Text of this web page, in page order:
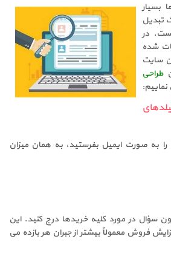
بسیار
تبدیل
در
اثبات شده
سایت
طراحی
نماییم:
به صورت ایمیل بفرستید، به همان میزان
سؤال در مورد کلیه خریدها درج کنید. این
فروش معمولاً بیشتر از جبران هر بازده می